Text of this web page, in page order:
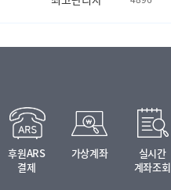
후원ARS
결제
가상계좌
실시간
계좌조회